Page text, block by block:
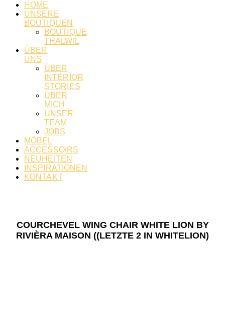
HOME
UNSERE
BOUTIQUEN
BOUTIQUE
THALWIL
ÜBER
UNS
ÜBER
INTERIOR
STORIES
ÜBER
MICH
UNSER
TEAM
JOBS
MÖBEL
ACCESSOIRS
NEUHEITEN
INSPIRATIONEN
KONTAKT
COURCHEVEL WING CHAIR WHITE LION BY
RIVIÈRA MAISON ((LETZTE 2 IN WHITELION)